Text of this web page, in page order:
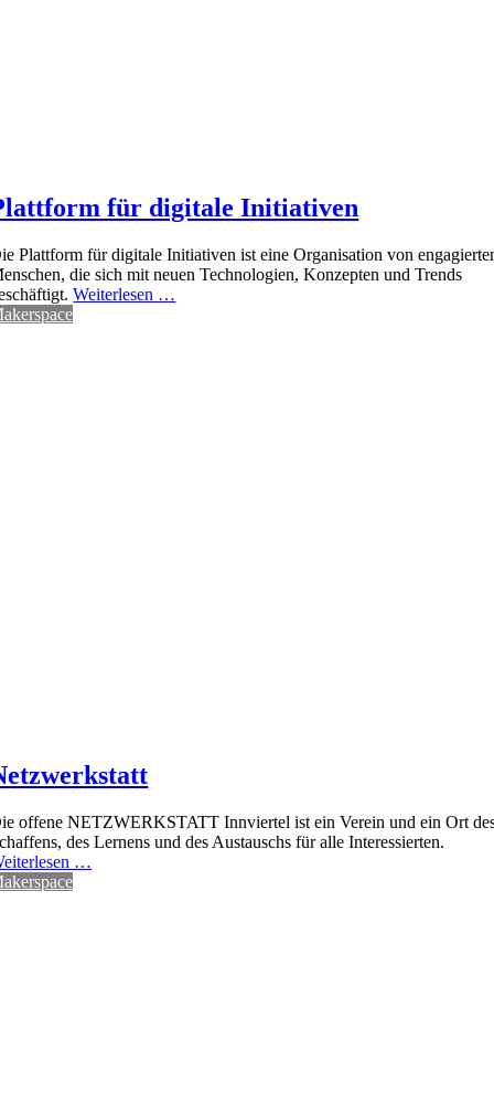
für digitale Initiativen
Plattform für digitale Initiativen ist eine Organisation von
die sich mit neuen Technologien, Konzepten und Trends
Weiterlesen …
offene NETZWERKSTATT Innviertel ist ein Verein und ein Ort
des Lernens und des Austauschs für alle Interessierten.
…